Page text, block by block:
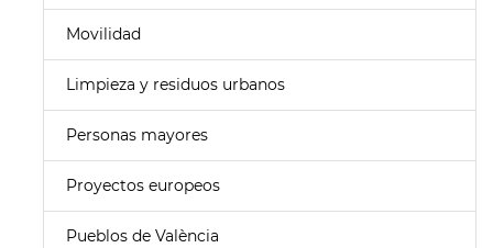
Movilidad
Limpieza y residuos urbanos
Personas mayores
Proyectos europeos
Pueblos de València